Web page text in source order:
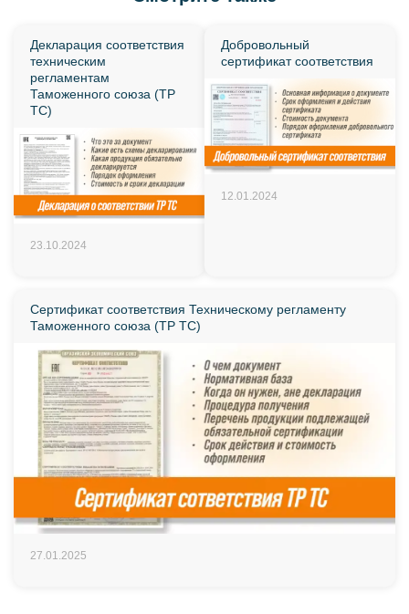
Декларация соответствия
техническим
регламентам
Таможенного союза (ТР
ТС)
23.10.2024
Добровольный
сертификат соответствия
12.01.2024
Сертификат соответствия Техническому регламенту
Таможенного союза (ТР ТС)
27.01.2025